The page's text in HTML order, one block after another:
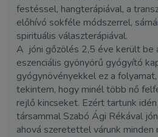
festéssel, hangterápiával, a
előhívó sokféle módszerrel,
spirituális választerápiával.
A jóni gőzölés 2,5 éve került be
eszenciális gyönyörű gyógyító
gyógynövényekkel ez a
tekintem, hogy minél több nő
rejlő kincseket. Ezért tartunk
társammal Szabó Ági Rékával
ahová szeretettel várunk minden